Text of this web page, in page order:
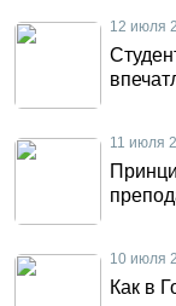
12 июля
11 июля
10 июля
Как в